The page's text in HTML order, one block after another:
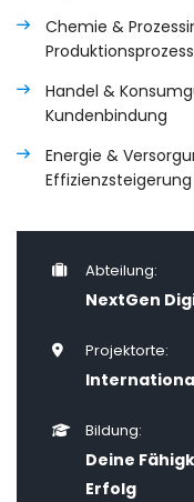
Chemie &
Handel &
Kundenbindung
Energie &
Abteilung:
NextGen
Projektorte:
International
Bildung:
Deine
Erfolg